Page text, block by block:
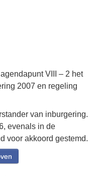
VIII – 2 het
2007 en regeling
van inburgering.
evenals in de
voor akkoord gestemd.